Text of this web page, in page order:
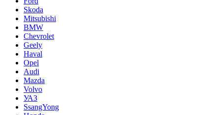
Skoda
Mitsubishi
BMW
Chevrolet
Geely
Haval
Opel
Audi
Mazda
Volvo
УАЗ
SsangYong